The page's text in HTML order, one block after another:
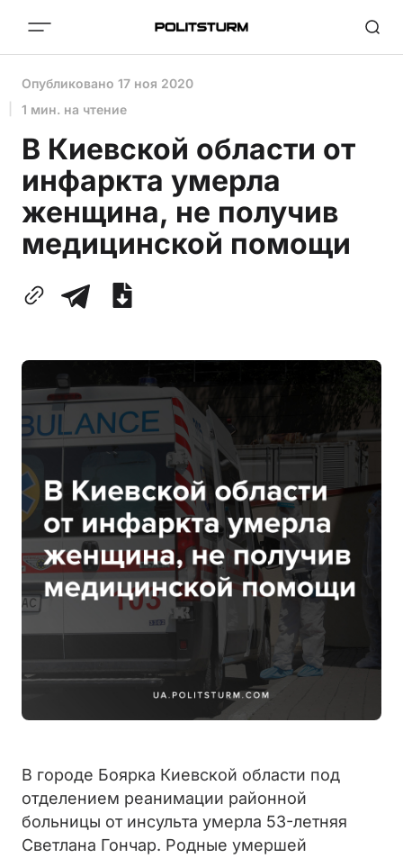
Опубликовано 17 ноя 2020
1 мин. на чтение
В Киевской области от
инфаркта умерла
женщина, не получив
медицинской помощи
В городе Боярка Киевской области под
отделением реанимации районной
больницы от инсульта умерла 53-летняя
Светлана Гончар. Родные умершей